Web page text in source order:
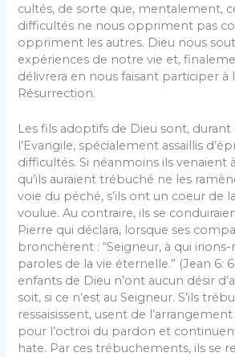
cultés, de sorte que, mentalement,
difficultés ne nous oppriment pas
oppriment les autres. Dieu nous
expériences de notre vie et,
délivrera en nous faisant participer à
Résurrection.
Les fils adoptifs de Dieu sont, durant
l’Evangile, spécialement assaillis
difficultés. Si néanmoins ils venaient
qu’ils auraient trébuché ne les
voie du péché, s’ils ont un coeur de
voulue. Au contraire, ils se
Pierre qui déclara, lorsque ses
bronchèrent : “Seigneur, à qui irions-
paroles de la vie éternelle.” (Jean 6:
enfants de Dieu n’ont aucun désir
soit, si ce n’est au Sei­gneur. S’ils
ressaisissent, usent de
pour l’octroi du pardon et
hate. Par ces trébuchements, ils se